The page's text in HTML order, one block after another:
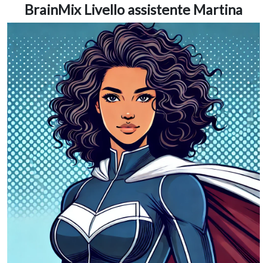
BrainMix Livello assistente Martina